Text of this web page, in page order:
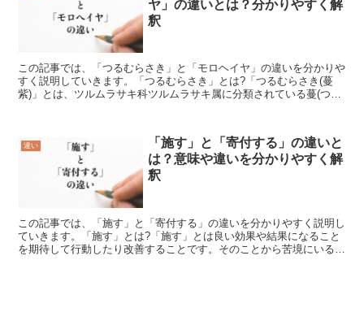
ヤ」の違いとは？分かりやすく解
釈
この記事では、「つるむらさき」と「モロヘイヤ」の違いを分かりや
すく説明していきます。「つるむらさき」とは?「つるむらさき(蔓
紫)」とは、ツルムラサキ科ツルムラサキ属に分類されている蔓(つる)
違い
「施す」と「寄付する」の違いと
は？意味や違いを分かりやすく解
釈
この記事では、「施す」と「寄付する」の違いを分かりやすく説明し
ていきます。「施す」とは?「施す」とは良い効果や結果になること
を期待して行動したり改善することです。そのことから苦境にいる人